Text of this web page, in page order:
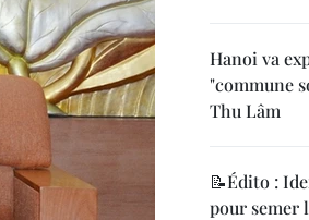
Hanoi va
"commune
Thu Lâm
📝Édito :
pour semer